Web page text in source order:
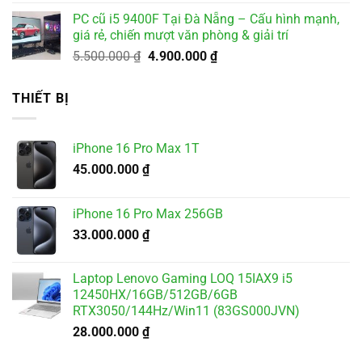
2.500.000 ₫.
tại
là:
2.000.000 ₫.
PC cũ i5 9400F Tại Đà Nẵng – Cấu hình mạnh,
giá rẻ, chiến mượt văn phòng & giải trí
5.500.000₫ Giá
4.900.000 ₫Giá
THIẾT BỊ
iPhone 16 Pro Max 1T
45.000.000 ₫
iPhone 16 Pro Max 256GB
33.000.000 ₫
Laptop Lenovo Gaming LOQ 15IAX9 i5
12450HX/16GB/512GB/6GB
RTX3050/144Hz/Win11 (83GS000JVN)
28.000.000 ₫